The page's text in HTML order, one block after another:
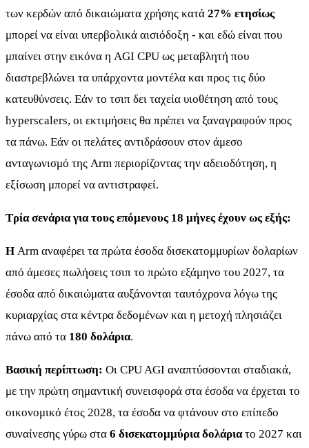
των κερδών από δικαιώματα χρήσης κατά 27% ετησίως
μπορεί να είναι υπερβολικά αισιόδοξη - και εδώ είναι που
μπαίνει στην εικόνα η AGI CPU ως μεταβλητή που
διαστρεβλώνει τα υπάρχοντα μοντέλα και προς τις δύο
κατευθύνσεις. Εάν το τσιπ δει ταχεία υιοθέτηση από τους
hyperscalers, οι εκτιμήσεις θα πρέπει να ξαναγραφούν προς
τα πάνω. Εάν οι πελάτες αντιδράσουν στον άμεσο
ανταγωνισμό της Arm περιορίζοντας την αδειοδότηση, η
εξίσωση μπορεί να αντιστραφεί.
Τρία σενάρια για τους επόμενους 18 μήνες έχουν ως εξής:
Η Arm αναφέρει τα πρώτα έσοδα δισεκατομμυρίων δολαρίων
από άμεσες πωλήσεις τσιπ το πρώτο εξάμηνο του 2027, τα
έσοδα από δικαιώματα αυξάνονται ταυτόχρονα λόγω της
κυριαρχίας στα κέντρα δεδομένων και η μετοχή πλησιάζει
πάνω από τα 180 δολάρια.
Βασική περίπτωση: Οι CPU AGI αναπτύσσονται σταδιακά,
με την πρώτη σημαντική συνεισφορά στα έσοδα να έρχεται το
οικονομικό έτος 2028, τα έσοδα να φτάνουν στο επίπεδο
συναίνεσης γύρω στα 6 δισεκατομμύρια δολάριατο 2027 και